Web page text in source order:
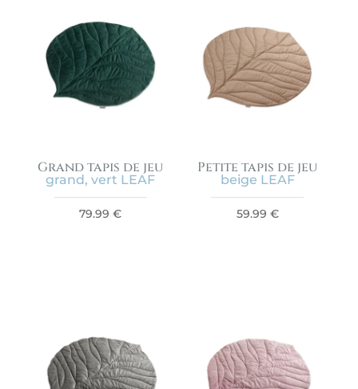
Grand tapis de jeu
grand, vert LEAF
79.99€
Petite tapis de jeu
beige LEAF
59.99 €